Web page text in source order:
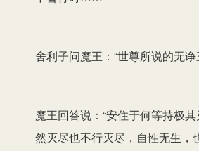
舍利子问魔王：“世尊所说的无
魔王回答说：“安住于何等持极
然灭尽也不行灭尽，自性无生，